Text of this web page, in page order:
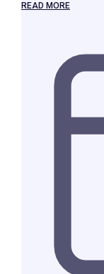
READ MORE